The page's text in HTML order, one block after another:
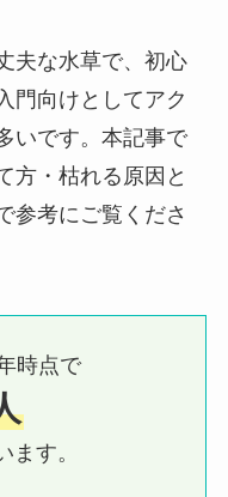
夫な水草で、初心
門向けとしてアク
いです。本記事で
方・枯れる原因と
参考にご覧くださ
時点で
ます。